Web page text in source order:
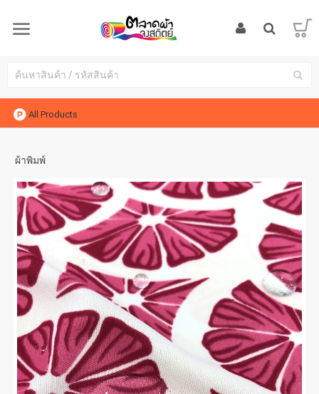
All Products
ผ้าพิมพ์